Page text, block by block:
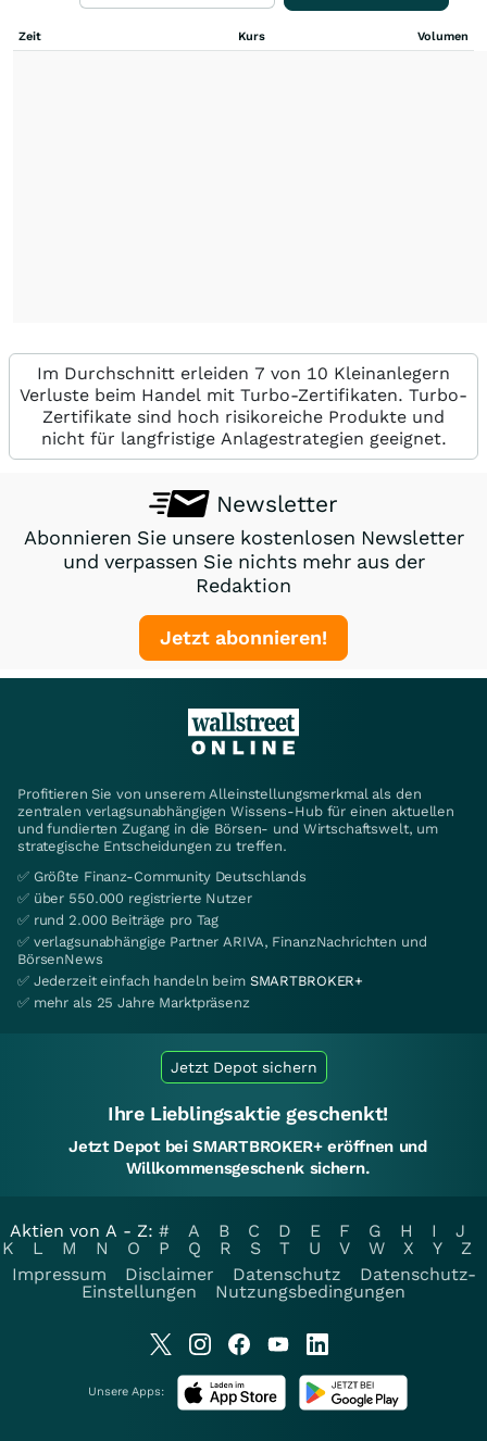
Zeit Kurs Volumen
Im Durchschnitt erleiden 7 von 10 Kleinanlegern
Verluste beim Handel mit Turbo-Zertifikaten. Turbo-
Zertifikate sind hoch risikoreiche Produkte und
nicht für langfristige Anlagestrategien geeignet.
Newsletter
Abonnieren Sie unsere kostenlosen Newsletter
und verpassen Sie nichts mehr aus der
Redaktion
Jetzt abonnieren!
Profitieren Sie von unserem Alleinstellungsmerkmal als den
zentralen verlagsunabhängigen Wissens-Hub für einen aktuellen
und fundierten Zugang in die Börsen- und Wirtschaftswelt, um
strategische Entscheidungen zu treffen.
✅ Größte Finanz-Community Deutschlands
✅ über 550.000 registrierte Nutzer
✅ rund 2.000 Beiträge pro Tag
✅ verlagsunabhängige Partner ARIVA, FinanzNachrichten und
BörsenNews
✅ Jederzeit einfach handeln beim SMARTBROKER+
✅ mehr als 25 Jahre Marktpräsenz
Jetzt Depot sichern
Ihre Lieblingsaktie geschenkt!
Jetzt Depot bei SMARTBROKER+ eröffnen und
Willkommensgeschenk sichern.
Aktien von A - Z: # A B C D E F G H I
J
K
L M N O P Q R S T U V W X Y
Z
Impressum
Disclaimer Datenschutz
Datenschutz-
Einstellungen
Nutzungsbedingungen
Unsere Apps: